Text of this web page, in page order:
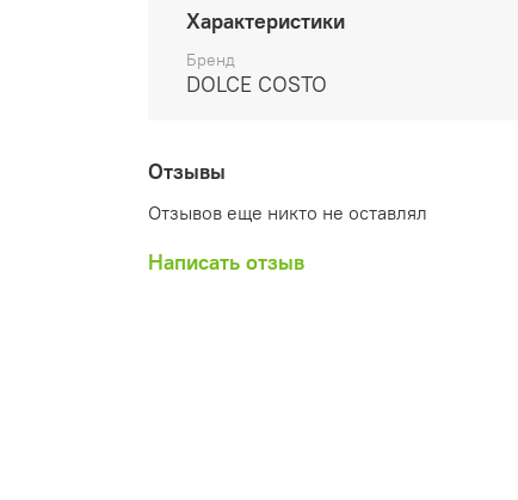
Характеристики
Бренд
DOLCE COSTO
Отзывы
Отзывов еще никто не оставлял
Написать отзыв